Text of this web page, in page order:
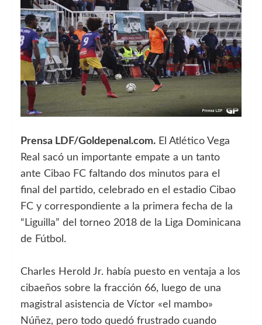
Prensa LDF/Goldepenal.com. El Atlético Vega
Real sacó un importante empate a un tanto
ante Cibao FC faltando dos minutos para el
final del partido, celebrado en el estadio Cibao
FC y correspondiente a la primera fecha de la
“Liguilla” del torneo 2018 de la Liga Dominicana
de Fútbol.
Charles Herold Jr. había puesto en ventaja a los
cibaeños sobre la fracción 66, luego de una
magistral asistencia de Víctor «el mambo»
Núñez, pero todo quedó frustrado cuando